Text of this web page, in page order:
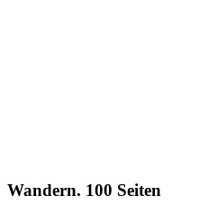
Wandern. 100 Seiten